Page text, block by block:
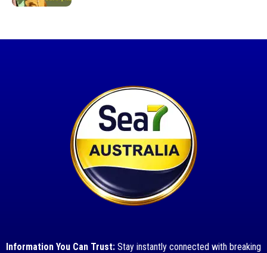
Information You Can Trust: Stay instantly connected with breaking